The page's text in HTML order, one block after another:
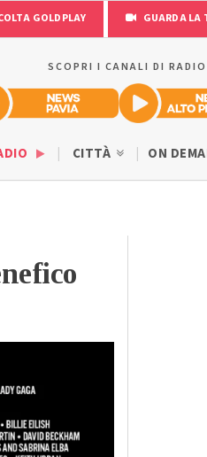
GOLDPLAY GUARDA LA
SCOPRI I CANALI DI
CITTÀ ON